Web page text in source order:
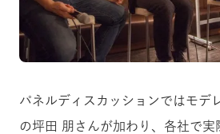
パネルディスカッションではモデ
の坪田 朋さんが加わり、各社で実